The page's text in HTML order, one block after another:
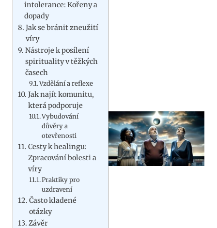
intolerance: Kořeny a
dopady
Jak se bránit zneužití
víry
Nástroje k posílení
spirituality v těžkých
časech
Vzdělání a reflexe
Jak najít komunitu,
která podporuje
Vybudování
důvěry a
otevřenosti
Cesty k healingu:
Zpracování bolesti a
víry
Praktiky pro
uzdravení
Často kladené
otázky
Závěr